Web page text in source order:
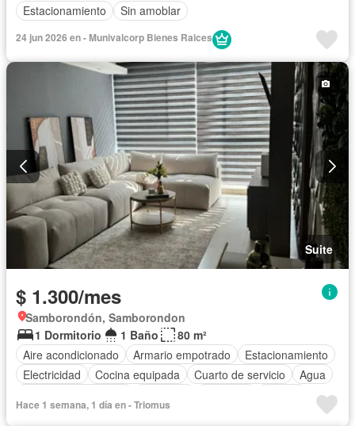
Estacionamiento
Sin amoblar
24 jun 2026 en - Munivalcorp Bienes Raices
Suite
$ 1.300/mes
Samborondón, Samborondon
1 Dormitorio
1 Baño
80 m²
Aire acondicionado
Armario empotrado
Estacionamiento
Electricidad
Cocina equipada Cuarto de servicio
Agua
Completamente amoblado
Hace 1 semana, 1 día en - Triomus